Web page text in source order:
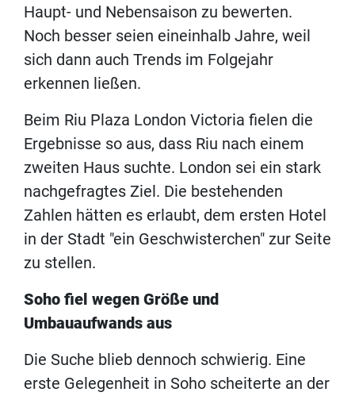
Haupt- und Nebensaison zu bewerten.
Noch besser seien eineinhalb Jahre, weil
sich dann auch Trends im Folgejahr
erkennen ließen.
Beim Riu Plaza London Victoria fielen die
Ergebnisse so aus, dass Riu nach einem
zweiten Haus suchte. London sei ein stark
nachgefragtes Ziel. Die bestehenden
Zahlen hätten es erlaubt, dem ersten Hotel
in der Stadt "ein Geschwisterchen" zur Seite
zu stellen.
Soho fiel wegen Größe und
Umbauaufwands aus
Die Suche blieb dennoch schwierig. Eine
erste Gelegenheit in Soho scheiterte an der